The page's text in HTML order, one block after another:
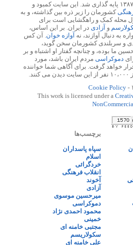
فضول محله در ۱۳ اسفند ۱۳۸۷ پایه گذاری شد. این سایت کمبود و
کشورمان را زیر ذره بین گذاشته، و به
محله کمک و راهگشایی است برای
و آزادی در ایران. بر این اساس،
به دنبال آوازند، نه آوازه خوان. آن کس
و سربلندی کشورمان سخن گوید،
ما بوده، و چنانچه گفتار او اشتباه و بر
دموکراسی مردم ایران باشد، مورد
خواهد گرفت. برای آگاهی شما خواننده
Cookie Policy
This work is licensed under a
برچسب‌ها
سپاه پاسداران
اسلام
خردگرائی
انقلاب فرهنگی
آخوند
آزادی
میرحسین موسوی
دموکراسی
محمود احمدی نژاد
خمینی
مجتبی خامنه ای
سکولاریسم
علی خامنه ای